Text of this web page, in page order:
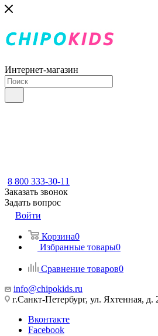
Интернет-магазин
8 800 333-30-11
Заказать звонок
Задать вопрос
Войти
Корзина0
Избранные товары0
Сравнение товаров0
info@chipokids.ru
г.Санкт-Петербург, ул. Яхтенная,
Вконтакте
Facebook